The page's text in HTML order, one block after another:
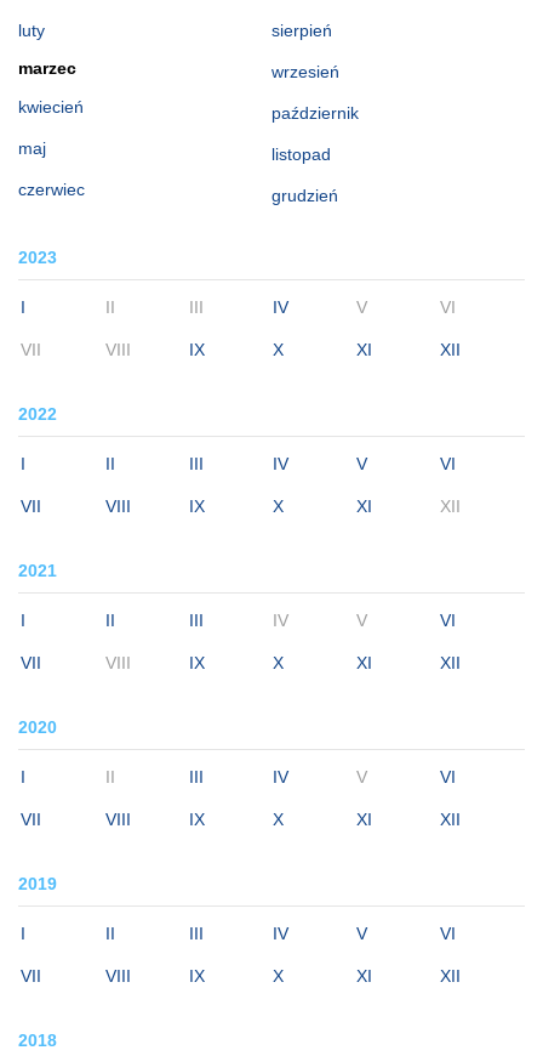
luty
marzec
kwiecień
maj
czerwiec
sierpień
wrzesień
październik
listopad
grudzień
2023
I II III IV V VI
VII VIII IX X XI XII
2022
I II III IV V VI
VII VIII IX X XI XII
2021
I II III IV V VI
VII VIII IX X XI XII
2020
I II III IV V VI
VII VIII IX X XI XII
2019
I II III IV V VI
VII VIII IX X XI XII
2018